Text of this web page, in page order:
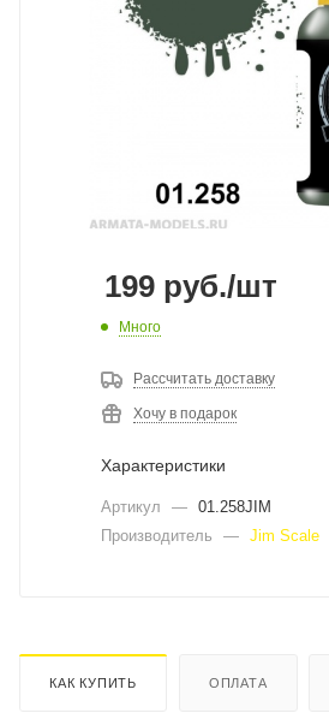
199 руб./шт
Много
Рассчитать доставку
Хочу в подарок
Характеристики
Артикул — 01.258JIM
Производитель
— Jim Scale
КАК КУПИТЬ ОПЛАТА